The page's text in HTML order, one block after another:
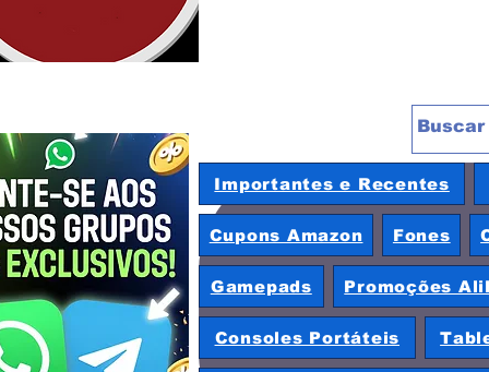
Importantes e Recentes
Cupons Amazon Fones
Gamepads Promoções
Consoles Portáteis